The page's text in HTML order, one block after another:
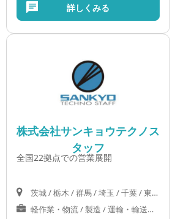
詳しくみる
株式会社サンキョウテクノス
タッフ
全国22拠点での営業展開
茨城 / 栃木 / 群馬 / 埼玉 / 千葉 / 東京 / 神奈川 / 新潟 / 富山 / 石川 / 福井 / 山梨 / 長野 / 岐阜 / 静岡 / 愛知 / 三重 / 滋賀 / 京都 / 大阪 / 兵庫 / 奈良 / 和歌山 / 鳥取 / 島根 / 岡山 / 広島
軽作業・物流 / 製造 / 運輸・輸送サービス / IT・クリエイティブ / オフィス / 営業 / 医療・介護・福祉